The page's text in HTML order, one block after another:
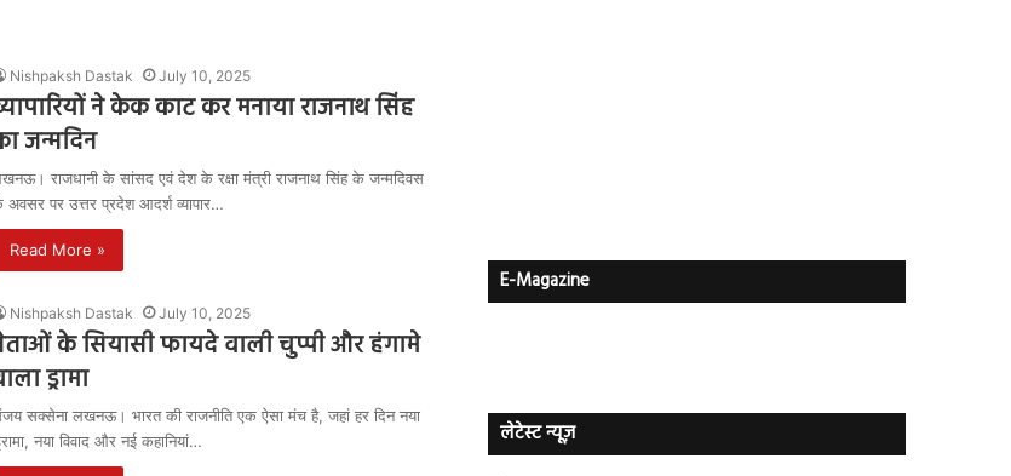
Nishpaksh Dastak July 10, 2025
ने केक काट कर मनाया राजनाथ सिंह
जन्मदिन
राजधानी के सांसद एवं देश के रक्षा मंत्री राजनाथ सिंह के जन्मदिवस
अवसर पर उत्तर प्रदेश आदर्श व्यापार…
Read More »
Nishpaksh Dastak July 10, 2025
के सियासी फायदे वाली चुप्पी और हंगामे
ड्रामा
सक्सेना लखनऊ। भारत की राजनीति एक ऐसा मंच है, जहां हर दिन नया
नया विवाद और नई कहानियां…
E-Magazine
लेटेस्ट न्यूज़